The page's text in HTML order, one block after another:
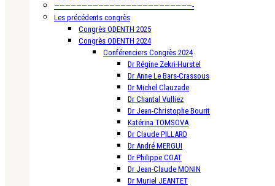
—————————————————————————-
Les précédents congrès
Congrès ODENTH 2025
Congrès ODENTH 2024
Conférenciers Congrès 2024
Dr Régine Zekri-Hurstel
Dr Anne Le Bars-Crassous
Dr Michel Clauzade
Dr Chantal Vulliez
Dr Jean-Christophe Bourit
Katérina TOMSOVA
Dr Claude PILLARD
Dr André MERGUI
Dr Philippe COAT
Dr Jean-Claude MONIN
Dr Muriel JEANTET